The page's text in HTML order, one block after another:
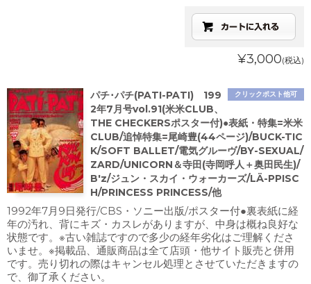
¥3,000(税込)
クリックポスト他可
パチ･パチ(PATI-PATI) 199
2年7月号vol.91(米米CLUB、
THE CHECKERSポスター付)●表紙・特集=米米
CLUB/追悼特集=尾崎豊(44ページ)/BUCK-TIC
K/SOFT BALLET/電気グルーヴ/BY-SEXUAL/
ZARD/UNICORN＆寺田(寺岡呼人＋奥田民生)/
B'z/ジュン・スカイ・ウォーカーズ/LÄ-PPISC
H/PRINCESS PRINCESS/他
1992年7月9日発行/CBS・ソニー出版/ポスター付●裏表紙に経
年の汚れ、背にキズ・カスレがありますが、中身は概ね良好な
状態です。※古い雑誌ですので多少の経年劣化はご理解くださ
いませ。※掲載品、通販商品は全て店頭・他サイト販売と併用
です。売り切れの際はキャンセル処理とさせていただきますの
で、御了承ください。